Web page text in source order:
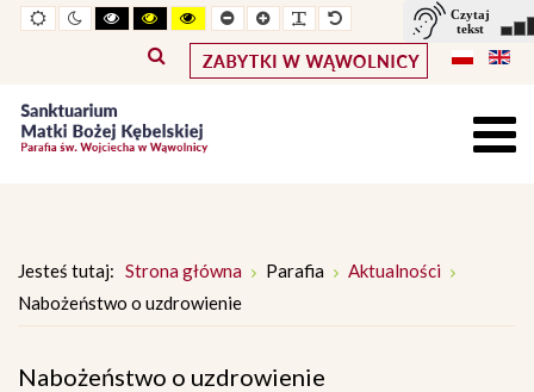
Widok
standardowy
Widok
nocny
Wysoki
kontrast
tryb
czarno
Wysoki
kontrast
tryb
czarno
Wysoki
kontrast
tryb
żółto
-
Pomniejszony
rozmiar
czcionki
Powiększony
rozmiar
czcionki
Zwiększ
odstępy
pomiędzy
literami
Standarowy
rozmiar
czcionki
Jesteś tutaj: Strona główna Parafia
Aktualności
Nabożeństwo o uzdrowienie
Nabożeństwo o uzdrowienie